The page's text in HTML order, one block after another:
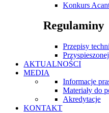
Konkurs
Regulaminy
Przepisy
AKTUALNOŚCI
MEDIA
Informacje
Materiały do
Akredytacje
KONTAKT